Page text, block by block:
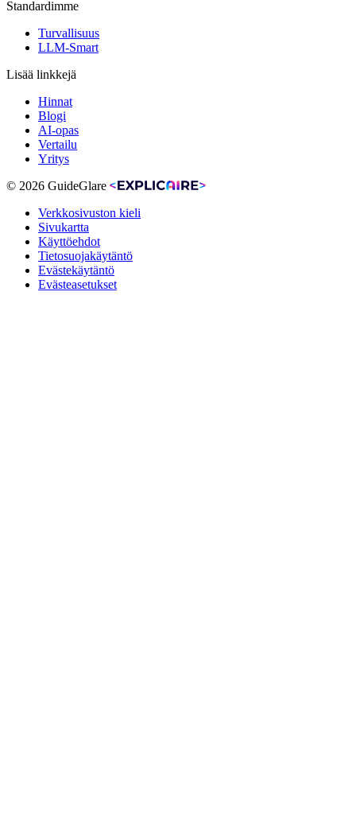
Standardimme
Turvallisuus
LLM-Smart
Lisää linkkejä
Hinnat
Blogi
AI-opas
Vertailu
Yritys
© 2026 GuideGlare
Verkkosivuston kieli
Sivukartta
Käyttöehdot
Tietosuojakäytäntö
Evästekäytäntö
Evästeasetukset